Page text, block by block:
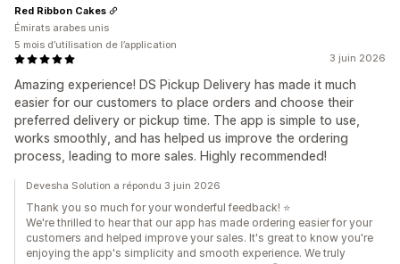
3 juin 2026
Amazing experience! DS Pickup Delivery has made it much
easier for our customers to place orders and choose their
preferred delivery or pickup time. The app is simple to use,
works smoothly, and has helped us improve the ordering
process, leading to more sales. Highly recommended!
Red Ribbon Cakes
Émirats arabes unis
5 mois d’utilisation de l’application
Devesha Solution a répondu 3 juin 2026
Thank you so much for your wonderful feedback! ⭐
We're thrilled to hear that our app has made ordering easier for your
customers and helped improve your sales. It's great to know you're
enjoying the app's simplicity and smooth experience. We truly